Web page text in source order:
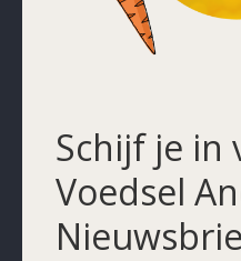
Schijf je in
Voedsel